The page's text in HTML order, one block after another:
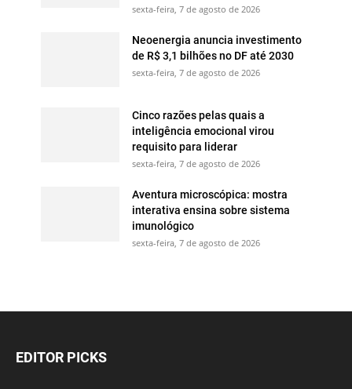
sexta-feira, 7 de agosto de 2026
Neoenergia anuncia investimento
de R$ 3,1 bilhões no DF até 2030
sexta-feira, 7 de agosto de 2026
Cinco razões pelas quais a
inteligência emocional virou
requisito para liderar
sexta-feira, 7 de agosto de 2026
Aventura microscópica: mostra
interativa ensina sobre sistema
imunológico
sexta-feira, 7 de agosto de 2026
EDITOR PICKS